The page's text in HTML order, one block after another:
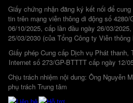
Giấy chứng nhận đăng ký kết nối để
tin trên mạng viễn thông di động số 4280/
06/10/2025, cấp lần đầu ngày 26/03/
25/03/2030 (của Tổng Công ty Viễn thông
Giấy phép Cung cấp Dịch vụ Phát thanh,
Internet số 273/GP-BTTTT cấp ngày 12/
Chịu trách nhiệm nội dung: Ông Nguyễn
phụ trách Trung tâm